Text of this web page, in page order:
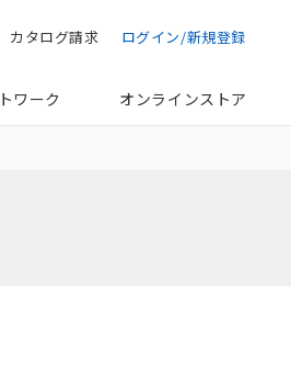
ログイン/新規登録
カタログ請求
ワーク オンラインストア